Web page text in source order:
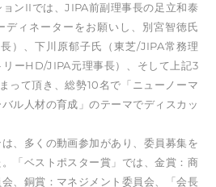
ンIIでは、JIPA前副理事長の足立和泰
ディネーターをお願いし、別宮智徳氏
）、下川原郁子氏（東芝/JIPA常務理
ーHD/JIPA元理事長）、そして上記3
って頂き、総勢10名で「ニューノーマ
ル人材の育成」のテーマでディスカッ
、多くの動画参加があり、委員募集を
「ベストポスター賞」では、金賞：商
、銅賞：マネジメント委員会、「会長